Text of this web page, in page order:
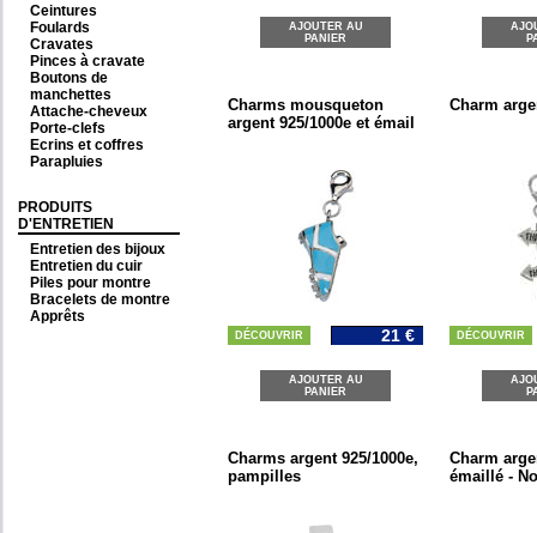
Ceintures
Foulards
Cravates
Pinces à cravate
Boutons de
manchettes
Attache-cheveux
Porte-clefs
Ecrins et coffres
Parapluies
PRODUITS
D'ENTRETIEN
Entretien des bijoux
Entretien du cuir
Piles pour montre
Bracelets de montre
Apprêts
AJOUTER AU
PANIER
Charms mousqueton
argent 925/1000e et émail
DÉCOUVRIR 21 €
AJOUTER AU
PANIER
Charm
DÉCOUVRIR
Charms argent 925/1000e,
pampilles
Charm
émaillé -